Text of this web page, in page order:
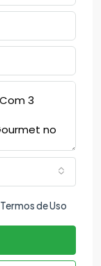
Termos de Uso